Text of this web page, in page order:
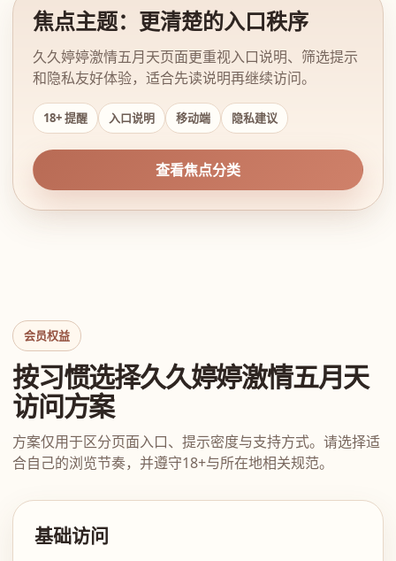
焦点主题：更清楚的入口秩序
久久婷婷激情五月天页面更重视入口说明、筛选提示
和隐私友好体验，适合先读说明再继续访问。
18+ 提醒 入口说明 移动端 隐私建议
查看焦点分类
会员权益
按习惯选择久久婷婷激情五月天
访问方案
方案仅用于区分页面入口、提示密度与支持方式。请选择适
合自己的浏览节奏，并遵守18+与所在地相关规范。
基础访问